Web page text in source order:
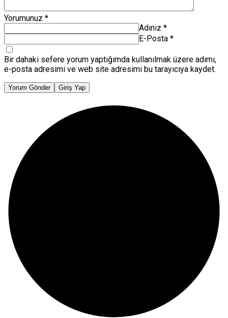
Yorumunuz *
Adınız *
E-Posta *
Bir dahaki sefere yorum yaptığımda kullanılmak üzere adımı,
e-posta adresimi ve web site adresimi bu tarayıcıya kaydet.
Yorum Gönder Giriş Yap